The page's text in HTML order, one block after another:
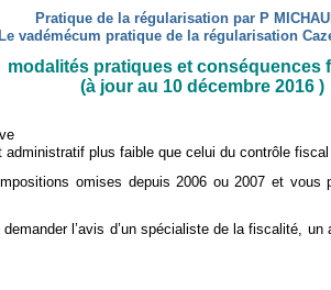
Pratique de la régularisation par P
Le vadémécum pratique de la régularisation
modalités pratiques et conséquences
(à jour au 10 décembre 2016 )
plus faible que celui du contrôle
omises depuis 2006 ou 2007 et
l’avis d’un spécialiste de la fiscalité,